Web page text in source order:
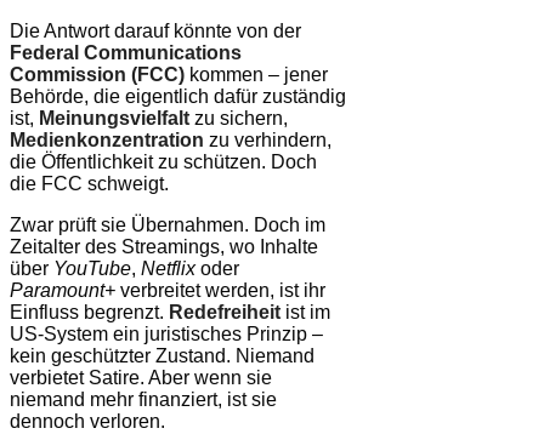
Die Antwort darauf könnte von der
Federal Communications
Commission (FCC) kommen – jener
Behörde, die eigentlich dafür zuständig
ist, Meinungsvielfaltzu sichern,
Medienkonzentration zu verhindern,
die Öffentlichkeit zu schützen. Doch
die FCC schweigt.
Zwar prüft sie Übernahmen. Doch im
Zeitalter des Streamings, wo Inhalte
über YouTube, Netflixoder
Paramount+ verbreitet werden, ist ihr
Einfluss begrenzt. Redefreiheitist im
US-System ein juristisches Prinzip –
kein geschützter Zustand. Niemand
verbietet Satire. Aber wenn sie
niemand mehr finanziert, ist sie
dennoch verloren.